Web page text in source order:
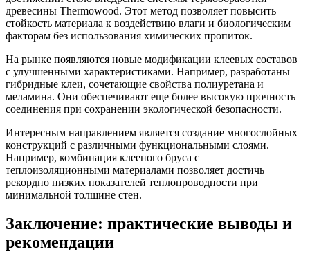
древесины Thermowood. Этот метод позволяет повысить
стойкость материала к воздействию влаги и биологическим
факторам без использования химических пропиток.
На рынке появляются новые модификации клеевых составов
с улучшенными характеристиками. Например, разработаны
гибридные клеи, сочетающие свойства полиуретана и
меламина. Они обеспечивают еще более высокую прочность
соединения при сохранении экологической безопасности.
Интересным направлением является создание многослойных
конструкций с различными функциональными слоями.
Например, комбинация клееного бруса с
теплоизоляционными материалами позволяет достичь
рекордно низких показателей теплопроводности при
минимальной толщине стен.
Заключение: практические выводы и
рекомендации